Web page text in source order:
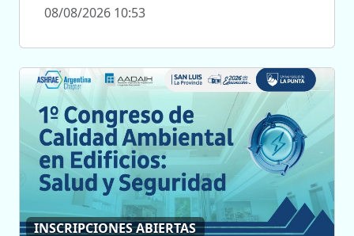
08/08/2026 10:53
INSCRIPCIONES ABIERTAS